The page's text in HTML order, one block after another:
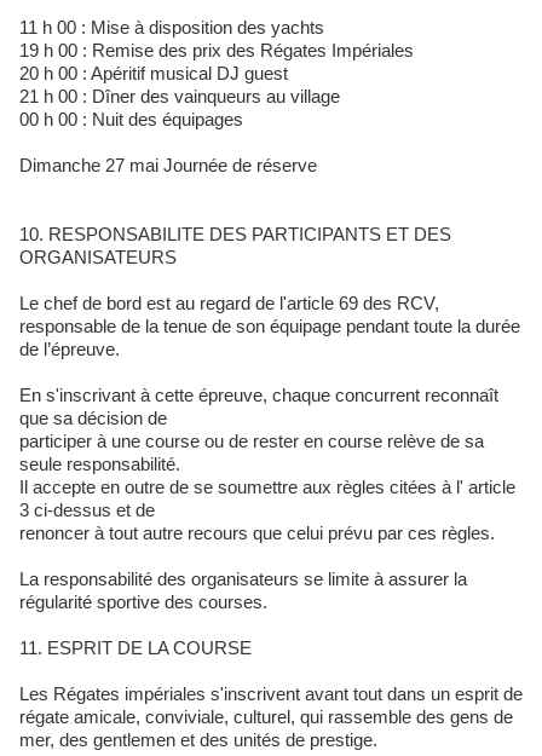
11 h 00 : Mise à disposition des yachts
19 h 00 : Remise des prix des Régates Impériales
20 h 00 : Apéritif musical DJ guest
21 h 00 : Dîner des vainqueurs au village
00 h 00 : Nuit des équipages
Dimanche 27 mai Journée de réserve
10. RESPONSABILITE DES PARTICIPANTS ET DES
ORGANISATEURS
Le chef de bord est au regard de l'article 69 des RCV,
responsable de la tenue de son équipage pendant toute la durée
de l’épreuve.
En s'inscrivant à cette épreuve, chaque concurrent reconnaît
que sa décision de
participer à une course ou de rester en course relève de sa
seule responsabilité.
Il accepte en outre de se soumettre aux règles citées à l' article
3 ci-dessus et de
renoncer à tout autre recours que celui prévu par ces règles.
La responsabilité des organisateurs se limite à assurer la
régularité sportive des courses.
11. ESPRIT DE LA COURSE
Les Régates impériales s'inscrivent avant tout dans un esprit de
régate amicale, conviviale, culturel, qui rassemble des gens de
mer, des gentlemen et des unités de prestige.